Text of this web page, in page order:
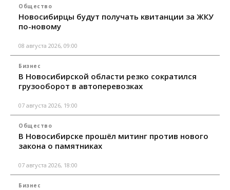
Общество
Новосибирцы будут получать квитанции за ЖКУ
по-новому
08 августа 2026, 09:00
Бизнес
В Новосибирской области резко сократился
грузооборот в автоперевозках
07 августа 2026, 19:00
Общество
В Новосибирске прошёл митинг против нового
закона о памятниках
07 августа 2026, 18:00
Бизнес